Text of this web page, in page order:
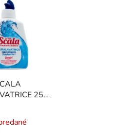
250